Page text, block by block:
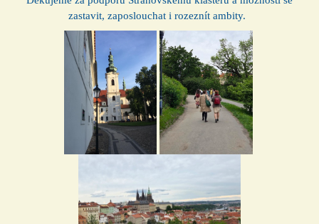
zastavit, zaposlouchat i rozeznít ambity.